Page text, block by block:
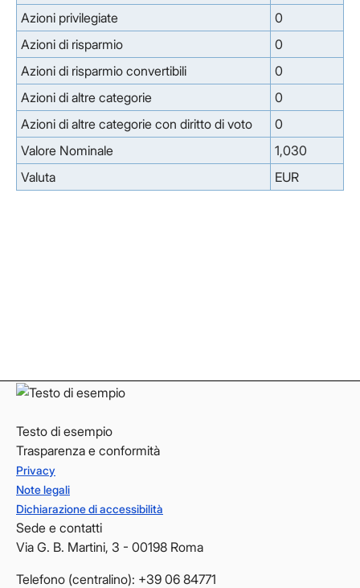
Azioni privilegiate
0
Azioni di risparmio
0
Azioni di risparmio convertibili
0
Azioni di altre categorie
0
Azioni di altre categorie con diritto di voto
0
Valore Nominale
1,030
Valuta
EUR
Testo di esempio
Trasparenza e conformità
Privacy
Note legali
Dichiarazione di accessibilità
Sede e contatti
Via G. B. Martini, 3 - 00198 Roma
Telefono (centralino): +39 06 84771